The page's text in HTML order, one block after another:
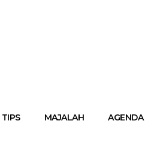
TIPS MAJALAH AGENDA